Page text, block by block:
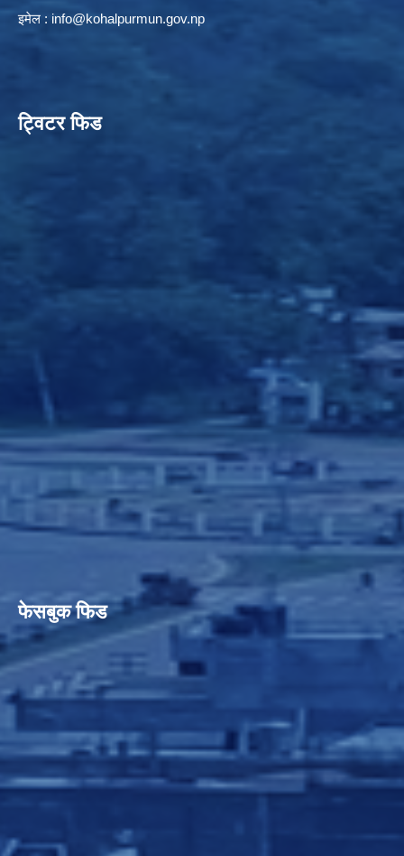
इमेल : info@kohalpurmun.gov.np
ट्विटर फिड
फेसबुक फिड